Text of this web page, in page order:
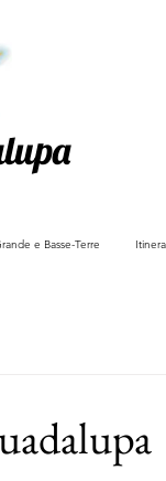
e Basse-Terre